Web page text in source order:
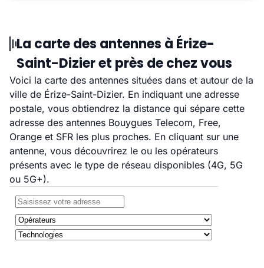
La carte des antennes à Érize-
Saint-Dizier et près de chez vous
Voici la carte des antennes situées dans et autour de la
ville de Érize-Saint-Dizier. En indiquant une adresse
postale, vous obtiendrez la distance qui sépare cette
adresse des antennes Bouygues Telecom, Free,
Orange et SFR les plus proches. En cliquant sur une
antenne, vous découvrirez le ou les opérateurs
présents avec le type de réseau disponibles (4G, 5G
ou 5G+).